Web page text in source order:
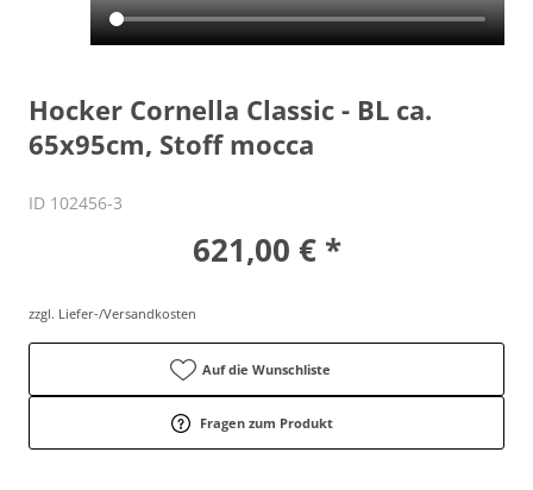
Hocker Cornella Classic - BL ca.
65x95cm, Stoff mocca
ID 102456-3
621,00 € *
zzgl. Liefer-/Versandkosten
Auf die Wunschliste
Fragen zum Produkt